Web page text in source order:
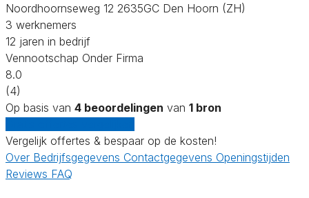
Noordhoornseweg 12 2635GC Den Hoorn (ZH)
3 werknemers
12 jaren in bedrijf
Vennootschap Onder Firma
8.0
(4)
Op basis van 4 beoordelingen van 1 bron
Vergelijk offertes & bespaar op de kosten!
Over Bedrijfsgegevens Contactgegevens Openingstijden
Reviews FAQ